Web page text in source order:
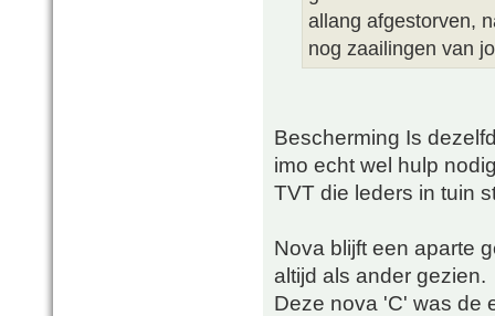
allang afgestorven,
nog zaailingen van
Bescherming Is
imo echt wel hulp
TVT die leders in tuin
Nova blijft een aparte
altijd als ander gezien.
Deze nova 'C' was de